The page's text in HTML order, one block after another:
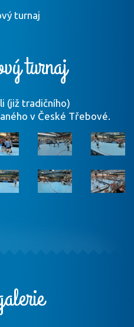
turnaj
turnaj
(již tradičního)
v České Třebové.